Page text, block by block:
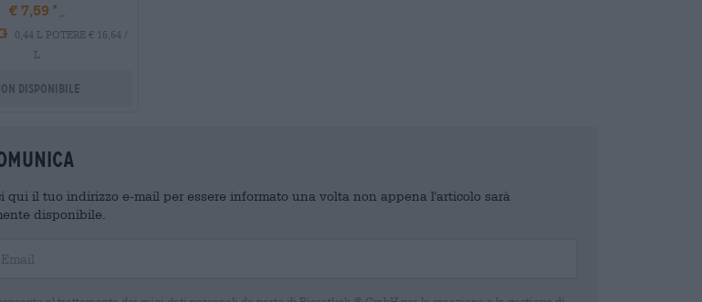
€ 7,59
0,44 L POTERE € 16,64 /
L
disponibile
qui il tuo indirizzo e-mail per essere informato una volta non appena l'articolo sarà
disponibile.